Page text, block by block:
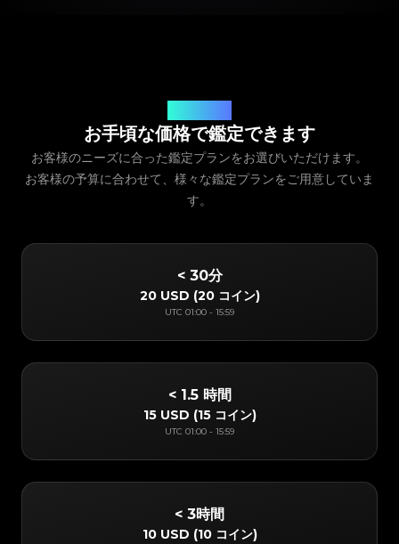
お手頃な価格で鑑定できます
お客様のニーズに合った鑑定プランをお選びいただけます。
お客様の予算に合わせて、様々な鑑定プランをご用意していま
す。
< 30分
20 USD (20 コイン)
UTC 01:00 - 15:59
< 1.5 時間
15 USD (15 コイン)
UTC 01:00 - 15:59
< 3時間
10 USD (10 コイン)